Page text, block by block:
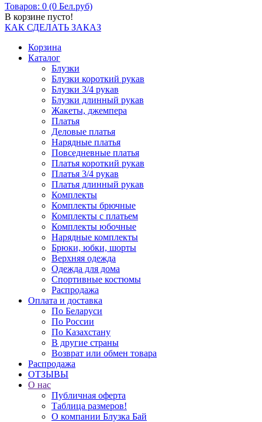
Товаров: 0 (0 Бел.руб)
В корзине пусто!
КАК СДЕЛАТЬ ЗАКАЗ
Корзина
Каталог
Блузки
Блузки короткий рукав
Блузки 3/4 рукав
Блузки длинный рукав
Жакеты, джемпера
Платья
Деловые платья
Нарядные платья
Повседневные платья
Платья короткий рукав
Платья 3/4 рукав
Платья длинный рукав
Комплекты
Комплекты брючные
Комплекты с платьем
Комплекты юбочные
Нарядные комплекты
Брюки, юбки, шорты
Верхняя одежда
Одежда для дома
Спортивные костюмы
Распродажа
Оплата и доставка
По Беларуси
По России
По Казахстану
В другие страны
Возврат или обмен товара
Распродажа
ОТЗЫВЫ
О нас
Публичная оферта
Таблица размеров!
О компании Блузка Бай